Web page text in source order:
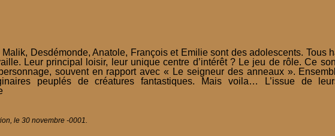
Desdémonde, Anatole, François et Emilie sont des adolescents. Tous
Leur principal loisir, leur unique centre d’intérêt ? Le jeu de rôle. Ce
souvent en rapport avec « Le seigneur des anneaux ».
peuplés de créatures fantastiques. Mais voila… L’issue de
le 30 novembre -0001.